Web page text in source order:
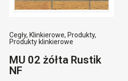
Cegły, Klinkierowe, Produkty,
Produkty klinkierowe
MU 02 żółta Rustik
NF